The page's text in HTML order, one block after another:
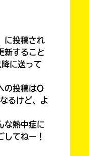
に投稿され
新すること
に送って
の投稿はO
るけど、よ
な熱中症に
してねー！